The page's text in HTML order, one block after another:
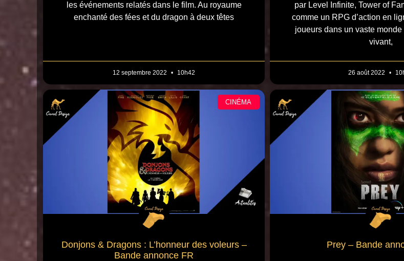
les événements relatés dans le film. Au royaume
enchanté des fées et du dragon à deux têtes
12 septembre 2022 10h42
par Level Infinite, Tower of
comme un RPG d’action en
joueurs dans un vaste monde
vivant,
26 août 2022
CINÉMA
Donjons & Dragons : L’honneur des voleurs –
Bande annonce FR
Prey – Bande